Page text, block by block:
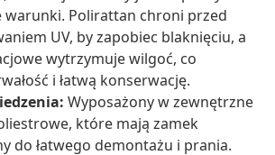
warunki. Polirattan chroni przed
UV, by zapobiec blaknięciu, a
wytrzymuje wilgoć, co
i łatwą konserwację.
Wyposażony w zewnętrzne
które mają zamek
do łatwego demontażu i prania.